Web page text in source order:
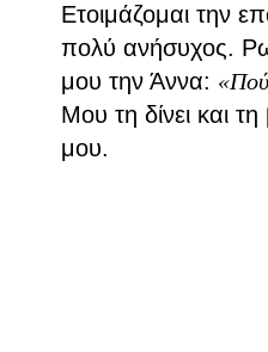
Ετοιμάζομαι την
πολύ ανήσυχος.
μου την Άννα: «Πού
Μου τη δίνει και
μου.